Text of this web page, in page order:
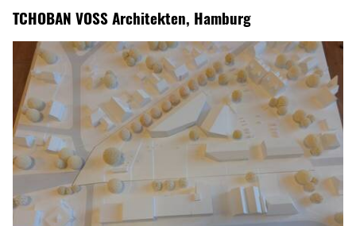
TCHOBAN VOSS Architekten, Hamburg